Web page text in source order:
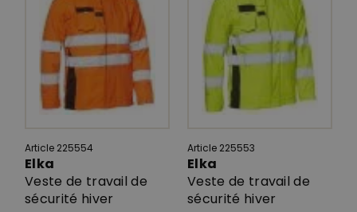
Article 225554
Elka
Veste de travail de
sécurité hiver
Article 225553
Elka
Veste de travail de
sécurité hiver